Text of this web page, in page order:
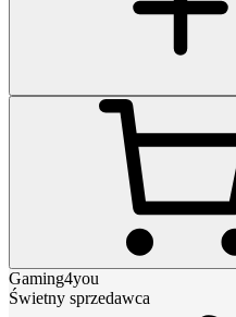
Gaming4you
Świetny sprzedawca